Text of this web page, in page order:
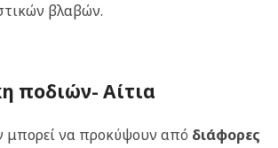
βλαβών.
ποδιών- Αίτια
μπορεί να προκύψουν από διάφορες